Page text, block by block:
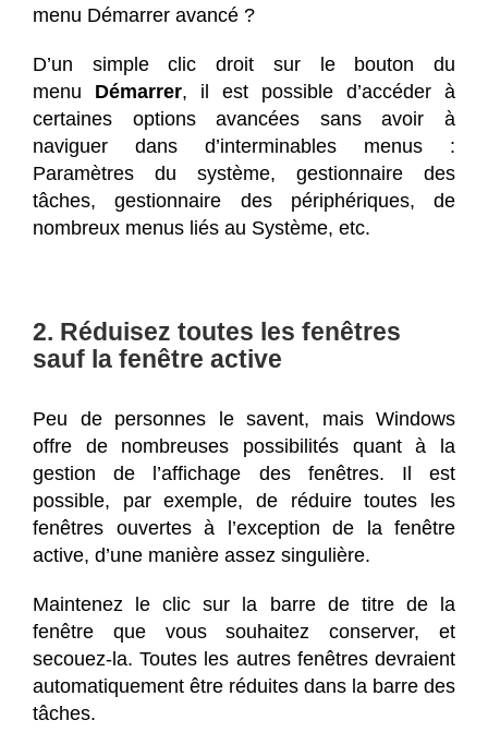
menu Démarrer avancé ?
D’un simple clic droit sur le bouton du
menu Démarrer, il est possible d’accéder à
certaines options avancées sans avoir à
naviguer dans d’interminables menus :
Paramètres du système, gestionnaire des
tâches, gestionnaire des périphériques, de
nombreux menus liés au Système, etc.
2. Réduisez toutes les fenêtres
sauf la fenêtre active
Peu de personnes le savent, mais Windows
offre de nombreuses possibilités quant à la
gestion de l’affichage des fenêtres. Il est
possible, par exemple, de réduire toutes les
fenêtres ouvertes à l’exception de la fenêtre
active, d’une manière assez singulière.
Maintenez le clic sur la barre de titre de la
fenêtre que vous souhaitez conserver, et
secouez-la. Toutes les autres fenêtres devraient
automatiquement être réduites dans la barre des
tâches.